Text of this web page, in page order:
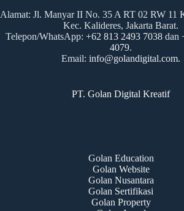
Alamat: Jl. Manyar II No. 35 A RT 02 RW 11
Kec. Kalideres, Jakarta Barat.
Telepon/WhatsApp:+62813 2493 7038dan
4079.
Email:info@golandigital.com.
PT. Golan Digital Kreatif
Golan Education
Golan Website
Golan Nusantara
Golan Sertifikasi
Golan Property